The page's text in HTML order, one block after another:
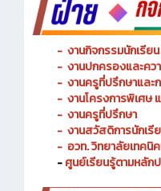
- งานกิจกรรมนักเรีย
- งานปกครองและค
- งานครูที่ปรึกษาและ
- งานโครงการพิเศษ
- งานครูที่ปรึกษา
- งานสวัสดิการนักเรี
- อวท. วิทยาลัยเทคนิ
-ศูนย์เรียนรู้ตามหลั